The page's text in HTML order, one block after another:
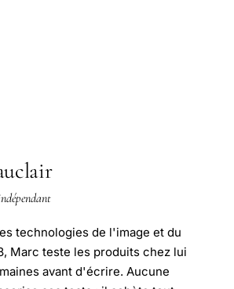
technologies de l'image et du
Marc teste les produits chez lui
avant d'écrire. Aucune